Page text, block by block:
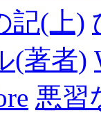
記(上)
(著者)
悪習